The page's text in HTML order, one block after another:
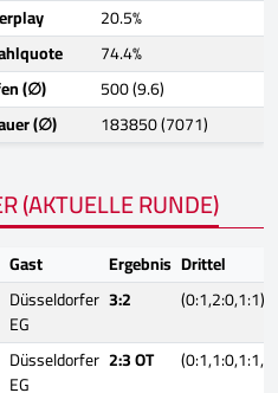
20.5%
74.4%
(∅)
500 (9.6)
(∅) 183850 (7071)
(AKTUELLE RUNDE)
Gast Ergebnis Drittel
Düsseldorfer
EG
3:2
(0:1,2:0,1:1)
Düsseldorfer
EG
2:3 OT